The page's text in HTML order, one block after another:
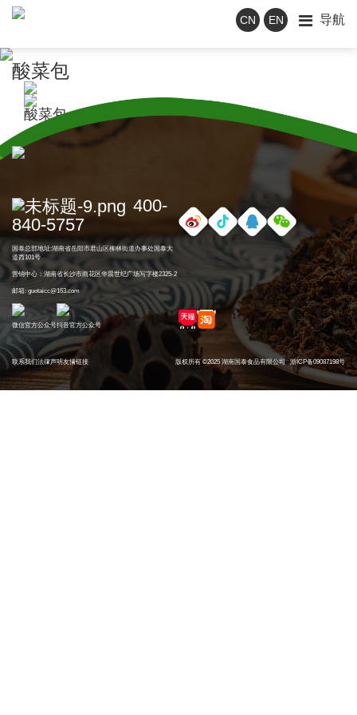
CN EN 导航
酸菜包
酸菜包
400-
840-5757
国泰总部地址:湖南省岳阳市君山区柳林街道办事处国泰大
道西101号
营销中心：湖南省长沙市雨花区华晨世纪广场写字楼2325-2
邮箱: guotaicc@163.com
微信官方公众号抖音官方公众号
联系我们法律声明友情链接 版权所有 ©2025 湖南国泰食品有限公司浙ICP备09087198号